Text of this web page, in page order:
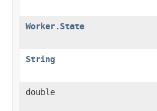
Worker.State
String
double